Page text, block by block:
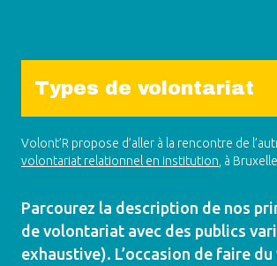
Types de volontariat
Volont’R propose d’aller à la rencontre de
volontariat relationnel en institution , à
Parcourez la description de nos
de volontariat avec des publics
exhaustive). L’occasion de faire